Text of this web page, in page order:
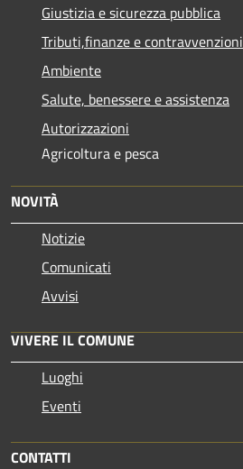
Giustizia e sicurezza pubblica
Tributi,finanze e contravvenzioni
Ambiente
Salute, benessere e assistenza
Autorizzazioni
Agricoltura e pesca
NOVITÀ
Notizie
Comunicati
Avvisi
VIVERE IL COMUNE
Luoghi
Eventi
CONTATTI